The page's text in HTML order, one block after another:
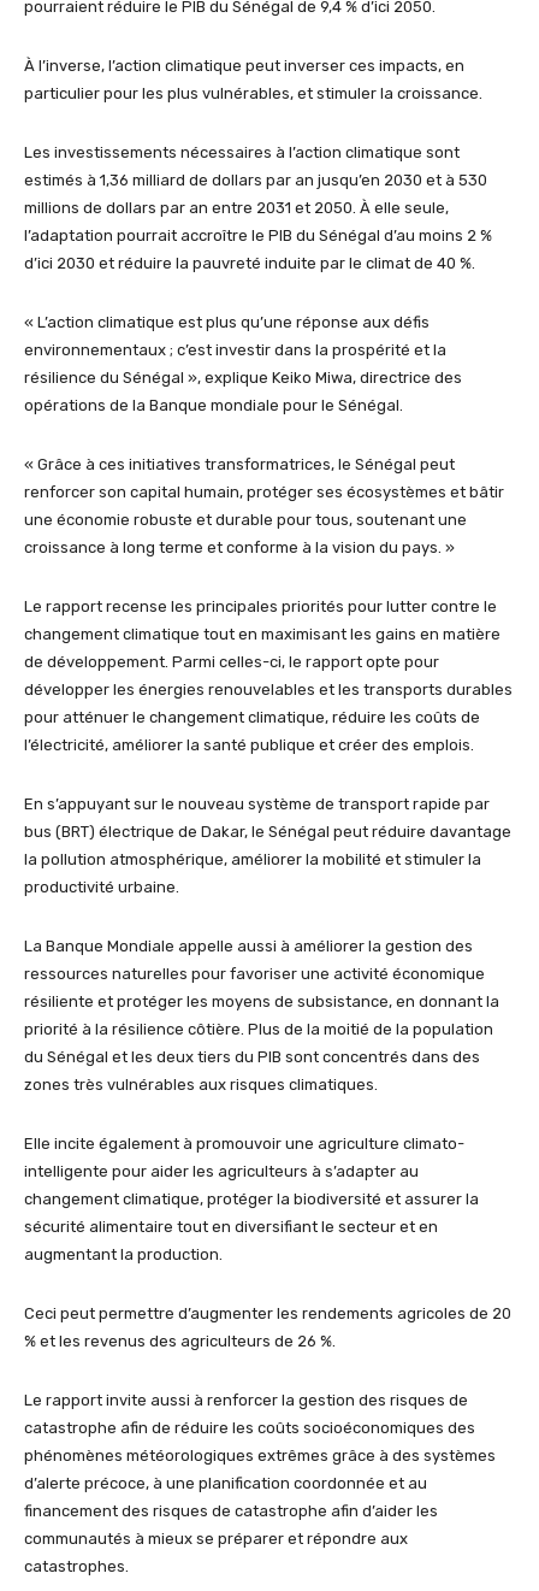
pourraient réduire le PIB du Sénégal de 9,4 % d’ici 2050.
À l’inverse, l’action climatique peut inverser ces impacts, en
particulier pour les plus vulnérables, et stimuler la croissance.
Les investissements nécessaires à l’action climatique sont
estimés à 1,36 milliard de dollars par an jusqu’en 2030 et à 530
millions de dollars par an entre 2031 et 2050. À elle seule,
l’adaptation pourrait accroître le PIB du Sénégal d’au moins 2 %
d’ici 2030 et réduire la pauvreté induite par le climat de 40 %.
« L’action climatique est plus qu’une réponse aux défis
environnementaux ; c’est investir dans la prospérité et la
résilience du Sénégal », explique Keiko Miwa, directrice des
opérations de la Banque mondiale pour le Sénégal.
« Grâce à ces initiatives transformatrices, le Sénégal peut
renforcer son capital humain, protéger ses écosystèmes et bâtir
une économie robuste et durable pour tous, soutenant une
croissance à long terme et conforme à la vision du pays. »
Le rapport recense les principales priorités pour lutter contre le
changement climatique tout en maximisant les gains en matière
de développement. Parmi celles-ci, le rapport opte pour
développer les énergies renouvelables et les transports durables
pour atténuer le changement climatique, réduire les coûts de
l’électricité, améliorer la santé publique et créer des emplois.
En s’appuyant sur le nouveau système de transport rapide par
bus (BRT) électrique de Dakar, le Sénégal peut réduire davantage
la pollution atmosphérique, améliorer la mobilité et stimuler la
productivité urbaine.
La Banque Mondiale appelle aussi à améliorer la gestion des
ressources naturelles pour favoriser une activité économique
résiliente et protéger les moyens de subsistance, en donnant la
priorité à la résilience côtière. Plus de la moitié de la population
du Sénégal et les deux tiers du PIB sont concentrés dans des
zones très vulnérables aux risques climatiques.
Elle incite également à promouvoir une agriculture climato-
intelligente pour aider les agriculteurs à s’adapter au
changement climatique, protéger la biodiversité et assurer la
sécurité alimentaire tout en diversifiant le secteur et en
augmentant la production.
Ceci peut permettre d’augmenter les rendements agricoles de 20
% et les revenus des agriculteurs de 26 %.
Le rapport invite aussi à renforcer la gestion des risques de
catastrophe afin de réduire les coûts socioéconomiques des
phénomènes météorologiques extrêmes grâce à des systèmes
d’alerte précoce, à une planification coordonnée et au
financement des risques de catastrophe afin d’aider les
communautés à mieux se préparer et répondre aux
catastrophes.